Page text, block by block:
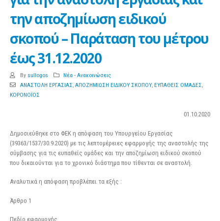
την αποζημίωση ειδικού
σκοπού – Παράταση του μέτρου
έως 31.12.2020
By sullogos
Νέα - Ανακοινώσεις
ΑΝΑΣΤΟΛΗ ΕΡΓΑΣΙΑΣ, ΑΠΟΖΗΜΙΩΣΗ ΕΙΔΙΚΟΥ ΣΚΟΠΟΥ, ΕΥΠΑΘΕΙΣ ΟΜΑΔΕΣ,
ΚΟΡΟΝΟΪΟΣ
01.10.2020
Δημοσιεύθηκε στο ΦΕΚ η απόφαση του Υπουργείου Eργασίας
(39363/1537/30.9.2020) με τις λεπτομέρειες εφαρμογής της αναστολής της
σύμβασης για τις ευπαθείς ομάδες και την αποζημίωση ειδικού σκοπού
που δικαιούνται για το χρονικό διάστημα που τίθενται σε αναστολή.
Αναλυτικά η απόφαση προβλέπει τα εξής :
Άρθρο 1
Πεδίο εφαρμογής